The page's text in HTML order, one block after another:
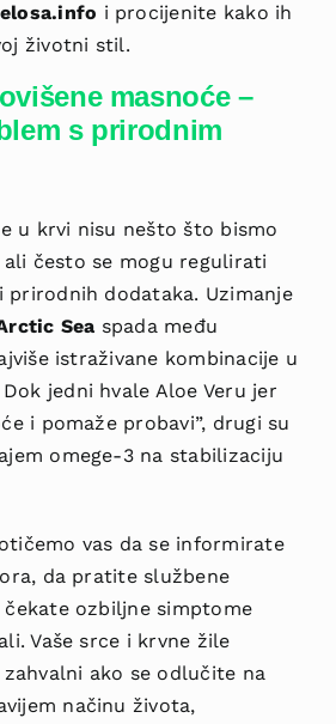
i procijenite kako ih
životni stil.
masnoće –
s prirodnim
u krvi nisu nešto što bismo
često se mogu regulirati
prirodnih dodataka. Uzimanje
Sea spada među
istraživane kombinacije u
jedni hvale Aloe Veru jer
i pomaže probavi”, drugi su
omege-3 na stabilizaciju
vas da se informirate
da pratite službene
čekate ozbiljne simptome
Vaše srce i krvne žile
ako se odlučite na
načinu života,